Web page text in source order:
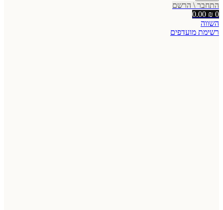
התחבר \ הרשם
0
0.00 ₪
השווה
רשימת מועדפים